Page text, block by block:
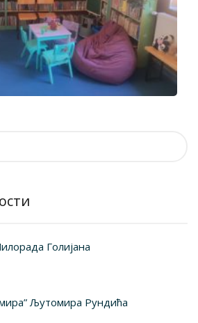
Голијана
Љутомира Рундића